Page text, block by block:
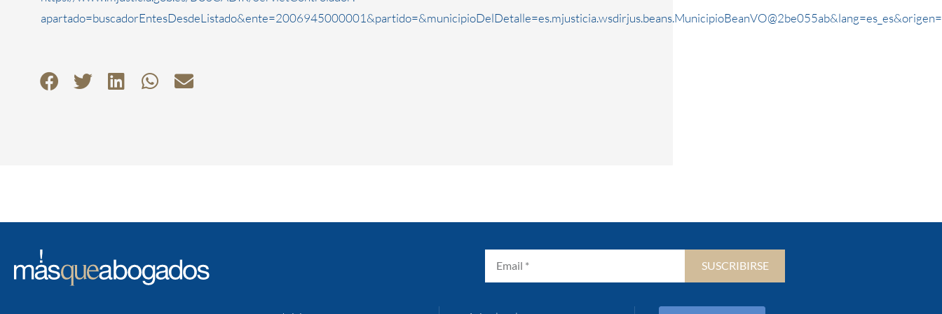
apartado=buscadorEntesDesdeListado&ente=2006945000001&partido=&municipioDelDetalle=es.mjusticia.wsdirjus.beans.MunicipioBeanVO@2be055ab&lang=es_es&origen=
SUSCRIBIRSE